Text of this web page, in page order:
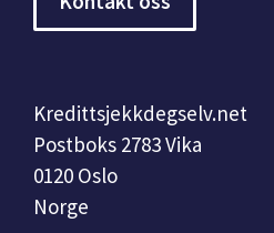
Kredittsjekkdegselv.net
Postboks 2783 Vika
0120 Oslo
Norge